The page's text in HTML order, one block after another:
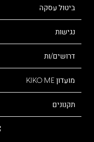
ביטול עסקה
נגישות
דרושים/ות
מועדון KIKO ME
תקנונים